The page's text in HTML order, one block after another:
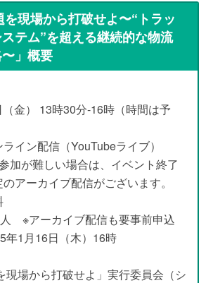
を現場から打破せよ〜“トラッ
テム”を超える継続的な物流
」概要
金） 13時30分-16時（時間は予
イン配信（YouTubeライブ）
加が難しい場合は、イベント終了
アーカイブ配信がございます。
アーカイブ配信も要事前申込
年1月16日（木）16時
現場から打破せよ」実行委員会（シ